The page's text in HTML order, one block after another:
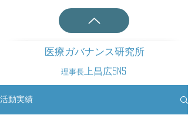
医療ガバナンス研究所
理事長 上昌広SNS
活動実績